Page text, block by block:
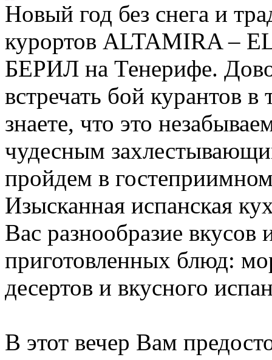
Новый год без снега и
курортов ALTAMIRA –
БЕРИЛ на Тенерифе.
встречать бой курантов
знаете, что это
чудесным
пройдем в
Изысканная испанская
Вас разнообразие
приготовленных блюд:
десертов и вкусного
В этот вечер Вам